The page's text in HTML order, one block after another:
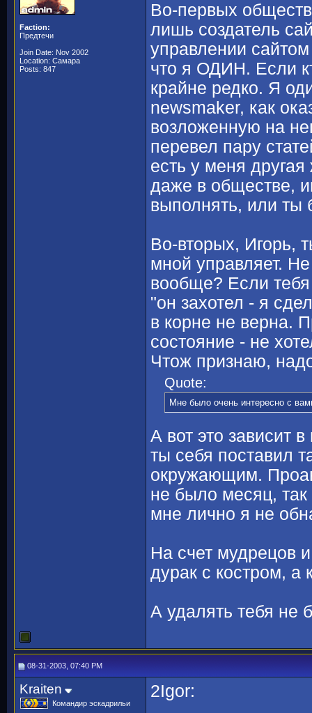
Faction:
Предтечи
Join Date: Nov 2002
Location: Самара
Posts: 847
Во-первых
лишь создатель
управлении
что я ОДИН. Если
крайне редко. Я
newsmaker, как
возложенную на
перевел пару
есть у меня
даже в обществе,
выполнять, или ты
Во-вторых, Игорь,
мной управляет.
вообще? Если
"он захотел - я
в корне не верна.
состояние - не
Чтож признаю,
Quote:
Мне было очень интересно с
А вот это зависит
ты себя поставил
окружающим.
не было месяц, так
мне лично я не
На счет мудрецов
дурак с костром, а
А удалять тебя не
08-31-2003, 07:40 PM
Kraiten
Командир эскадрильи
2Igor: